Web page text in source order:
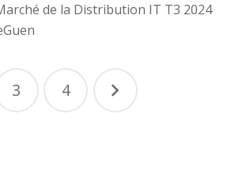
de la Distribution IT T3 2024
3 4